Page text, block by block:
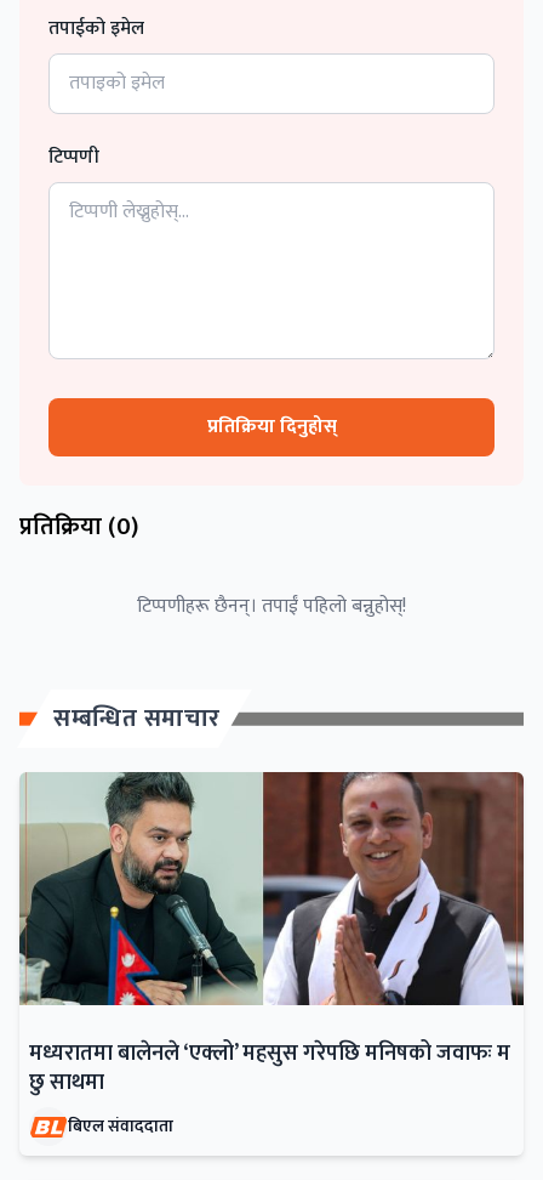
तपाईको इमेल
टिप्पणी
प्रतिक्रिया दिनुहोस्
प्रतिक्रिया (0)
टिप्पणीहरू छैनन्। तपाईं पहिलो बन्नुहोस्!
सम्बन्धित समाचार
मध्यरातमा बालेनले ‘एक्लो’ महसुस गरेपछि मनिषको जवाफः म
छु साथमा
बिएल संवाददाता